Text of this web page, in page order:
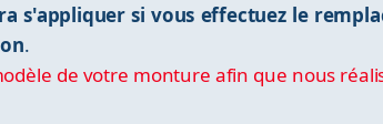
s'appliquer si vous effectuez le
.
de votre monture afin que nous